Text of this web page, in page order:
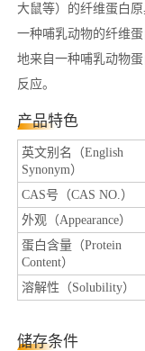
大鼠等）的纤维蛋白
一种哺乳动物的纤维
地来自一种哺乳动物
反应。
产品特色
英文别名（English
Synonym）
CAS号（CAS NO.）
外观（Appearance）
蛋白含量（Protein
Content）
溶解性（Solubility）
储存条件